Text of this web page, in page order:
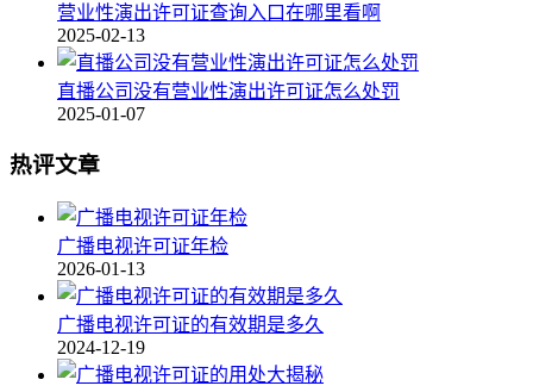
营业性演出许可证查询入口在哪里看啊
2025-02-13
直播公司没有营业性演出许可证怎么处罚
2025-01-07
热评文章
广播电视许可证年检
2026-01-13
广播电视许可证的有效期是多久
2024-12-19